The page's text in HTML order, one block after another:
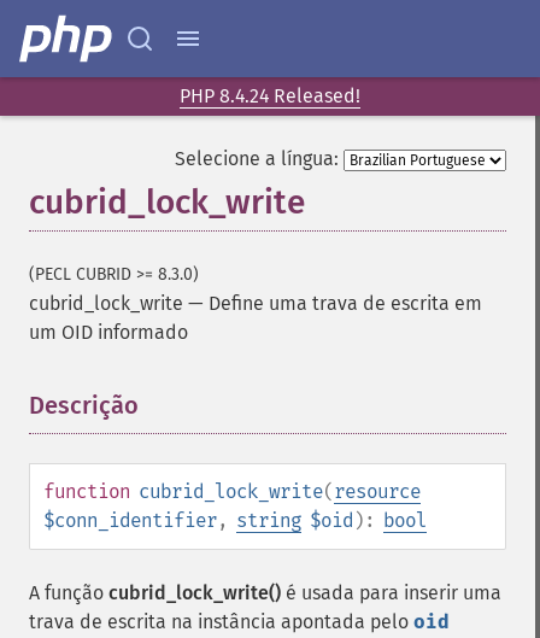
PHP 8.4.24 Released!
Selecione a língua:
cubrid_lock_write
(PECL CUBRID >= 8.3.0)
cubrid_lock_write — Define uma trava de escrita em
um OID informado
Descrição
function cubrid_lock_write(resource
$conn_identifier, string $oid ): bool
A função cubrid_lock_write() é usada para inserir uma
trava de escrita na instância apontada pelo oid